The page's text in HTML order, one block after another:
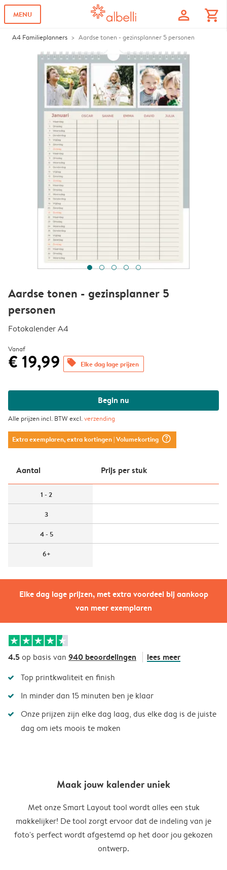
MENU profile shopping_cart
A4 Familieplanners Aardse tonen - gezinsplanner 5 personen
Elke dag lage prijzen, met extra voordeel bij aankoop
van meer exemplaren
Aardse tonen - gezinsplanner 5
personen
Fotokalender A4
Vanaf
€ 19,99 offers Elke dag lage prijzen
Begin nu
Alle prijzen incl. BTW excl.verzending
Extra exemplaren, extra kortingen| Volumekorting question_mark_circle
Aantal Prijs per stuk
1 - 2
3
4 - 5
6+
4.5op basis van 940 beoordelingen lees meer
Top printkwaliteit en finish
In minder dan 15 minuten ben je klaar
Onze prijzen zijn elke dag laag, dus elke dag is de juiste
dag om iets moois te maken
Maak jouw kalender uniek
Met onze Smart Layout tool wordt alles een stuk
makkelijker! De tool zorgt ervoor dat de indeling van je
foto's perfect wordt afgestemd op het door jou gekozen
ontwerp.